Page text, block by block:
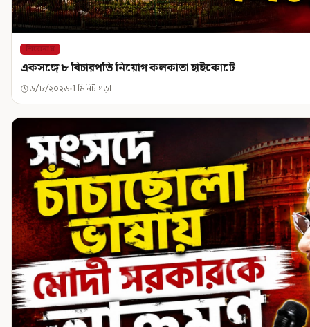
শিরোনাম
একসঙ্গে ৮ বিচারপতি নিয়োগ কলকাতা হাইকোর্টে
৬/৮/২০২৬ 1 মিনিট পড়া